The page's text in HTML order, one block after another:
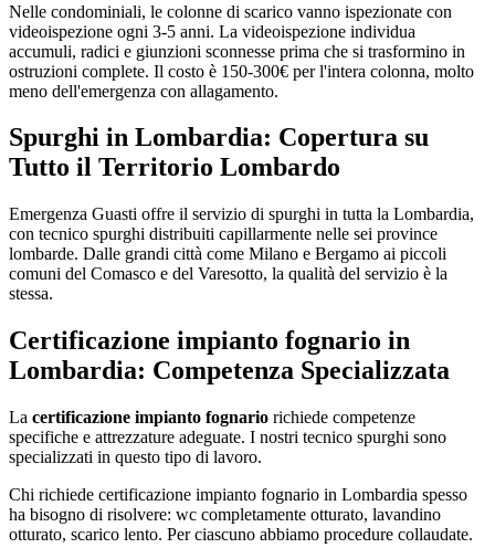
Nelle condominiali, le colonne di scarico vanno ispezionate con
videoispezione ogni 3-5 anni. La videoispezione individua
accumuli, radici e giunzioni sconnesse prima che si trasformino in
ostruzioni complete. Il costo è 150-300€ per l'intera colonna, molto
meno dell'emergenza con allagamento.
Spurghi in Lombardia: Copertura su
Tutto il Territorio Lombardo
Emergenza Guasti offre il servizio di spurghi in tutta la Lombardia,
con tecnico spurghi distribuiti capillarmente nelle sei province
lombarde. Dalle grandi città come Milano e Bergamo ai piccoli
comuni del Comasco e del Varesotto, la qualità del servizio è la
stessa.
Certificazione impianto fognario in
Lombardia: Competenza Specializzata
La certificazione impianto fognario richiede competenze
specifiche e attrezzature adeguate. I nostri tecnico spurghi sono
specializzati in questo tipo di lavoro.
Chi richiede certificazione impianto fognario in Lombardia spesso
ha bisogno di risolvere: wc completamente otturato, lavandino
otturato, scarico lento. Per ciascuno abbiamo procedure collaudate.